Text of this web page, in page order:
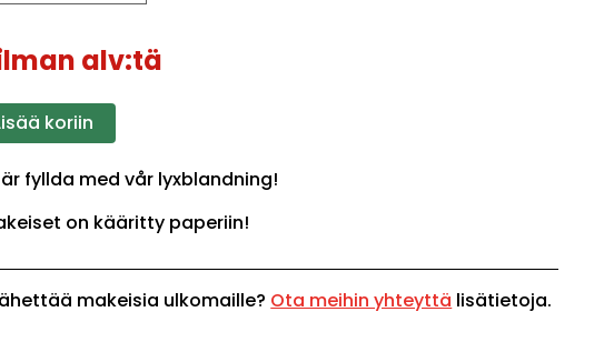
alv:tä
koriin
fyllda med vår lyxblandning!
on kääritty paperiin!
makeisia ulkomaille? Ota meihin yhteyttä lisätietoja.